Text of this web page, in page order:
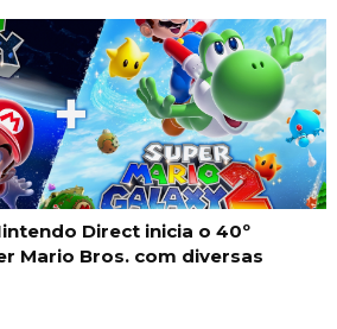
Direct inicia o 40º
Mario Bros. com diversas